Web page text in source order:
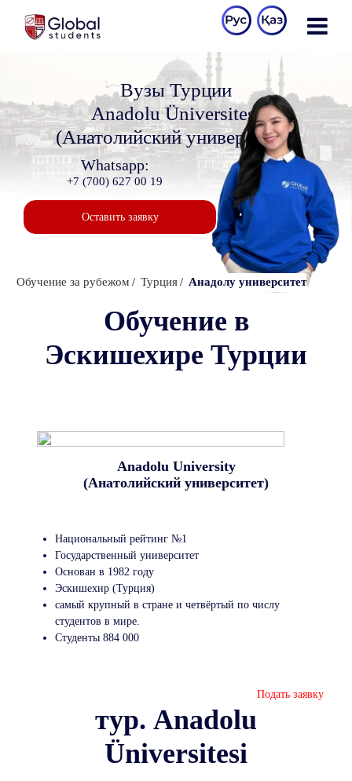
Вузы Турции
Anadolu Üniversitesi
(Анатолийский университет)
Whatsapp:
+7 (700) 627 00 19
Оставить заявку
Обучение за рубежом Турция Анадолу университет
Обучение в
Эскишехире Турции
Anadolu University
(Анатолийский университет)
Национальный рейтинг №1
Государственный университет
Основан в 1982 году
Эскишехир (Турция)
самый крупный в стране и четвёртый по числу
студентов в мире.
Студенты 884 000
Подать заявку
тур. Anadolu
Üniversitesi